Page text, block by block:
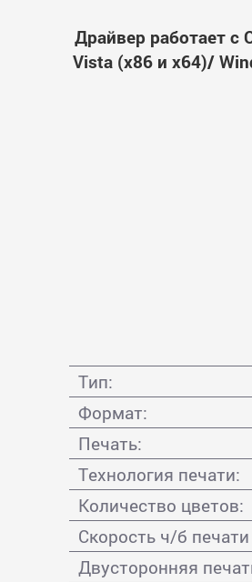
Драйвер работает с
Vista (x86 и x64)/
Тип:
Формат:
Печать:
Технология печати:
Количество цветов:
Скорость ч/б
Двусторонняя